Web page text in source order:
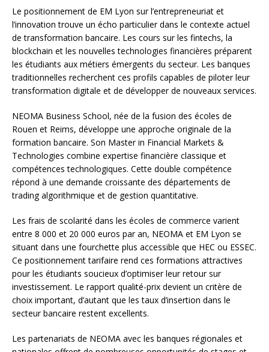
Le positionnement de EM Lyon sur l’entrepreneuriat et
l’innovation trouve un écho particulier dans le contexte actuel
de transformation bancaire. Les cours sur les fintechs, la
blockchain et les nouvelles technologies financières préparent
les étudiants aux métiers émergents du secteur. Les banques
traditionnelles recherchent ces profils capables de piloter leur
transformation digitale et de développer de nouveaux services.
NEOMA Business School, née de la fusion des écoles de
Rouen et Reims, développe une approche originale de la
formation bancaire. Son Master in Financial Markets &
Technologies combine expertise financière classique et
compétences technologiques. Cette double compétence
répond à une demande croissante des départements de
trading algorithmique et de gestion quantitative.
Les frais de scolarité dans les écoles de commerce varient
entre 8 000 et 20 000 euros par an, NEOMA et EM Lyon se
situant dans une fourchette plus accessible que HEC ou ESSEC.
Ce positionnement tarifaire rend ces formations attractives
pour les étudiants soucieux d’optimiser leur retour sur
investissement. Le rapport qualité-prix devient un critère de
choix important, d’autant que les taux d’insertion dans le
secteur bancaire restent excellents.
Les partenariats de NEOMA avec les banques régionales et